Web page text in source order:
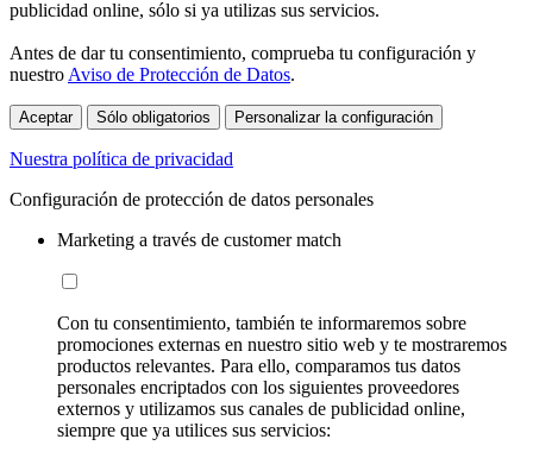
publicidad online, sólo si ya utilizas sus servicios.
Antes de dar tu consentimiento, comprueba tu configuración y
nuestro Aviso de Protección de Datos.
Aceptar Sólo obligatorios Personalizar la configuración
Nuestra política de privacidad
Configuración de protección de datos personales
Marketing a través de customer match
Con tu consentimiento, también te informaremos sobre
promociones externas en nuestro sitio web y te mostraremos
productos relevantes. Para ello, comparamos tus datos
personales encriptados con los siguientes proveedores
externos y utilizamos sus canales de publicidad online,
siempre que ya utilices sus servicios: